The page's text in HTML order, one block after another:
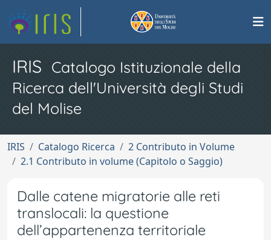
IRIS Catalogo Istituzionale della
Ricerca dell'Università degli Studi
del Molise
IRIS Catalogo Ricerca
2 Contributo in Volume
2.1 Contributo in volume (Capitolo o Saggio)
Dalle catene migratorie alle reti
translocali: la questione
dell’appartenenza territoriale